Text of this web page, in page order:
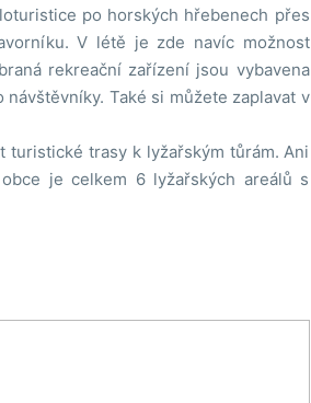
po horských hřebenech přes
V létě je zde navíc možnost
rekreační zařízení jsou vybavena
Také si můžete zaplavat v
trasy k lyžařským tůrám. Ani
je celkem 6 lyžařských areálů s